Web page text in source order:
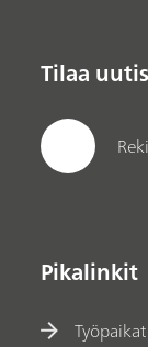
Tilaa
Pikalinkit
Työpaikat